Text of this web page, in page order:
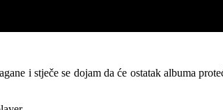
i stječe se dojam da će ostatak albuma